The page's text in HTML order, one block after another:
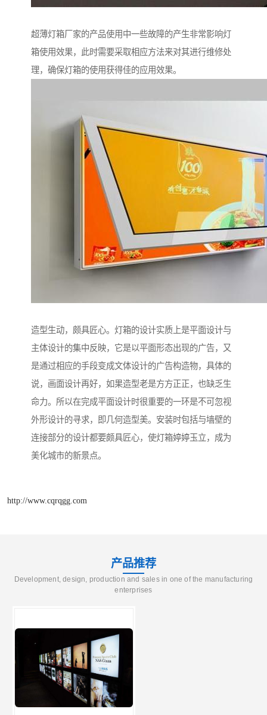
超薄灯箱厂家的产品使用中一些故障的产生非常影响灯
箱使用效果，此时需要采取相应方法来对其进行维修处
理，确保灯箱的使用获得佳的应用效果。
造型生动，颇具匠心。灯箱的设计实质上是平面设计与
主体设计的集中反映，它是以平面形态出现的广告，又
是通过相应的手段变成文体设计的广告构造物，具体的
说，画面设计再好，如果造型老是方方正正，也缺乏生
命力。所以在完成平面设计时很重要的一环是不可忽视
外形设计的寻求，即几何造型美。安装时包括与墙壁的
连接部分的设计都要颇具匠心，使灯箱婷婷玉立，成为
美化城市的新景点。
http://www.cqrqgg.com
产品推荐
Development, design, production and sales in one of the manufacturing
enterprises